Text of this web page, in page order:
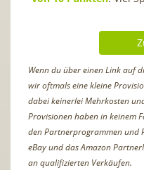
Wenn du über einen Link auf
wir oftmals eine kleine
dabei keinerlei Mehrkosten
Provisionen haben in keinem
den Partnerprogrammen und
eBay und das Amazon
an qualifizierten Verkäufen.